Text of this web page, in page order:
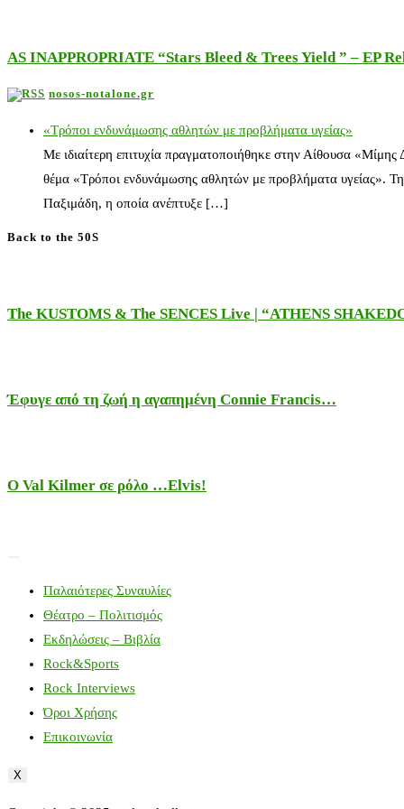
AS INAPPROPRIATE “Stars Bleed & Trees Yield ” – EP
nosos-notalone.gr
«Τρόποι ενδυνάμωσης αθλητών με προβλήματα υγείας»
Με ιδιαίτερη επιτυχία πραγματοποιήθηκε στην Αίθουσα
θέμα «Τρόποι ενδυνάμωσης αθλητών με προβλήματα υγείας».
Παξιμάδη, η οποία ανέπτυξε […]
Back to the 50S
The KUSTOMS & The SENCES Live | “ATHENS
Έφυγε από τη ζωή η αγαπημένη Connie Francis…
Ο Val Kilmer σε ρόλο …Elvis!
Παλαιότερες Συναυλίες
Θέατρο – Πολιτισμός
Εκδηλώσεις – Βιβλία
Rock&Sports
Rock Interviews
Όροι Χρήσης
Επικοινωνία
X